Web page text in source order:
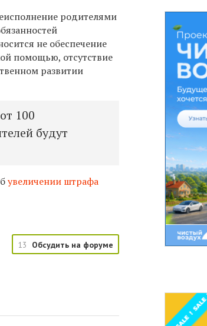
родителями
не обеспечение
помощью, отсутствие
развитии
100
будут
увеличении штрафа
13 Обсудить на форуме